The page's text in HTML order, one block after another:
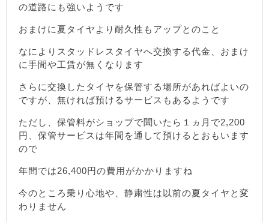
の道路にも強いようです
おまけに夏タイヤより耐久性もアップとのこと
なによりスタッドレスタイヤへ交換する代金、おまけ
に手間や工賃が無くなります
さらに交換したタイヤを保管する場所があればよいの
ですが、無ければ預けるサービスもあるようです
ただし、保管料がショップで聞いたら１ヵ月で2,200
円、保管サービスは年間を通して預けるとおもいます
ので
年間では26,400円の費用がかかりますね
今のところ乗り心地や、静粛性は以前の夏タイヤと変
わりません